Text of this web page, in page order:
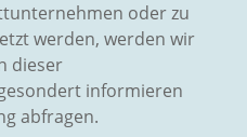
oder zu
werden, werden wir
dieser
informieren
abfragen.